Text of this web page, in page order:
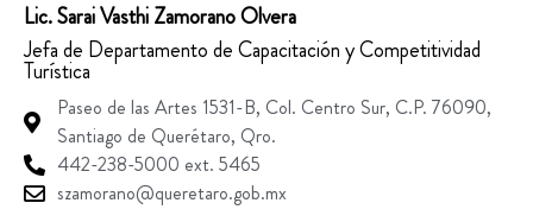
Lic. Sarai Vasthi Zamorano Olvera
Jefa de Departamento de Capacitación y Competitividad
Turística
Paseo de las Artes 1531-B, Col. Centro Sur, C.P. 76090,
Santiago de Querétaro, Qro.
442-238-5000 ext. 5465
szamorano@queretaro.gob.mx